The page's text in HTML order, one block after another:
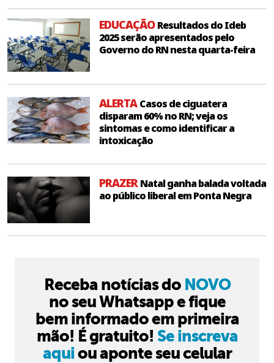
EDUCAÇÃOResultados do Ideb
2025 serão apresentados pelo
Governo do RN nesta quarta-feira
ALERTACasos de ciguatera
disparam 60% no RN; veja os
sintomas e como identificar a
intoxicação
PRAZERNatal ganha balada voltada
ao público liberal em Ponta Negra
Receba notícias do NOVO
no seu Whatsapp e fique
bem informado em primeira
mão! É gratuito! Se inscreva
aquiou aponte seu celular